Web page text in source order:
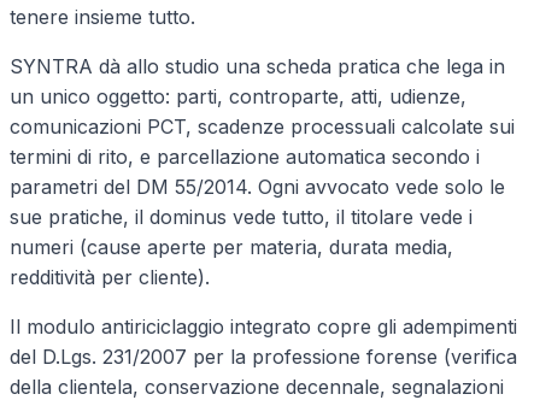
tenere insieme tutto.
SYNTRA dà allo studio una scheda pratica che lega in
un unico oggetto: parti, controparte, atti, udienze,
comunicazioni PCT, scadenze processuali calcolate sui
termini di rito, e parcellazione automatica secondo i
parametri del DM 55/2014. Ogni avvocato vede solo le
sue pratiche, il dominus vede tutto, il titolare vede i
numeri (cause aperte per materia, durata media,
redditività per cliente).
Il modulo antiriciclaggio integrato copre gli adempimenti
del D.Lgs. 231/2007 per la professione forense (verifica
della clientela, conservazione decennale, segnalazioni